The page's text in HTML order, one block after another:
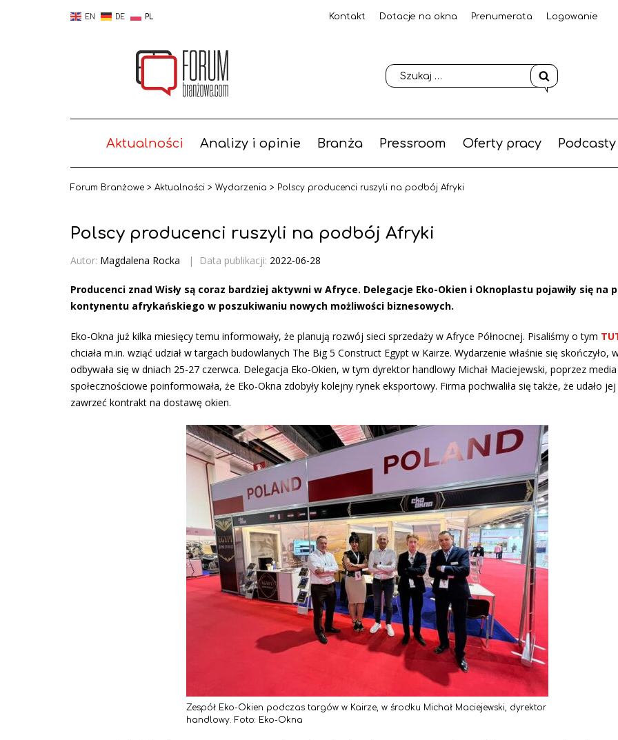
EN DE PL Kontakt Dotacje na okna Prenumerata Logowanie
Aktualności Analizy i opinie Branża Pressroom Oferty pracy Podcasty
Forum Branżowe > Aktualności > Wydarzenia > Polscy producenci ruszyli na podbój Afryki
Polscy producenci ruszyli na podbój Afryki
Autor: Magdalena Rocka | Data publikacji: 2022-06-28
Producenci znad Wisły są coraz bardziej aktywni w Afryce. Delegacje Eko-Okien i Oknoplastu pojawiły się na
kontynentu afrykańskiego w poszukiwaniu nowych możliwości biznesowych.
Eko-Okna już kilka miesięcy temu informowały, że planują rozwój sieci sprzedaży w Afryce Północnej. Pisaliśmy o tym
chciała m.in. wziąć udział w targach budowlanych The Big 5 Construct Egypt w Kairze. Wydarzenie właśnie się skończyło,
odbywała się w dniach 25-27 czerwca. Delegacja Eko-Okien, w tym dyrektor handlowy Michał Maciejewski, poprzez media
społecznościowe poinformowała, że Eko-Okna zdobyły kolejny rynek eksportowy. Firma pochwaliła się także, że udało
zawrzeć kontrakt na dostawę okien.
Zespół Eko-Okien podczas targów w Kairze, w środku Michał Maciejewski, dyrektor
handlowy. Foto: Eko-Okna